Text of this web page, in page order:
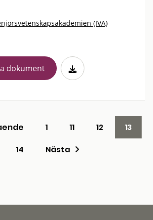
(IVA)
dokument
1 11 12
13
14
Nästa